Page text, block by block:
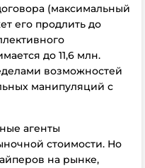
(максимальный
его продлить до
до 11,6 млн.
возможностей
манипуляций с
агенты
стоимости. Но
на рынке,